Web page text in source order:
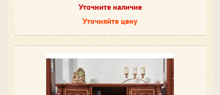
Уточните наличие
Уточняйте цену